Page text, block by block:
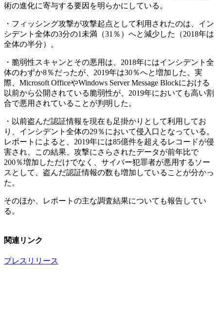
術の進化に寄与する要因を明らかにしている。
・フィッシング攻撃が攻撃起点として利用されたのは、イン
シデント全体の3分の1未満（31％）へと減少した（2018年は
全体の半分）。
・脆弱性スキャンとその悪用は、2018年にはインシデント全
体のわずか8％だったが、2019年は30％へと増加した。実
際、Microsoft OfficeやWindows Server Message Blockにおける
以前から公開されている脆弱性が、2019年においても高い割
合で悪用されていることが判明した。
・以前盗んだ認証情報を現在も足掛かりとして利用してお
り、インシデント全体の29％において侵入口となっている。
レポートによると、2019年には85億件を超えるレコードが侵
害され、この結果、攻撃にさらされたデータが前年比で
200％増加しただけでなく、サイバー犯罪者が悪用するソー
スとして、盗んだ認証情報の数も増加していることが分かっ
た。
そのほか、レポートの主な調査結果についても報告してい
る。
関連リンク
プレスリリース